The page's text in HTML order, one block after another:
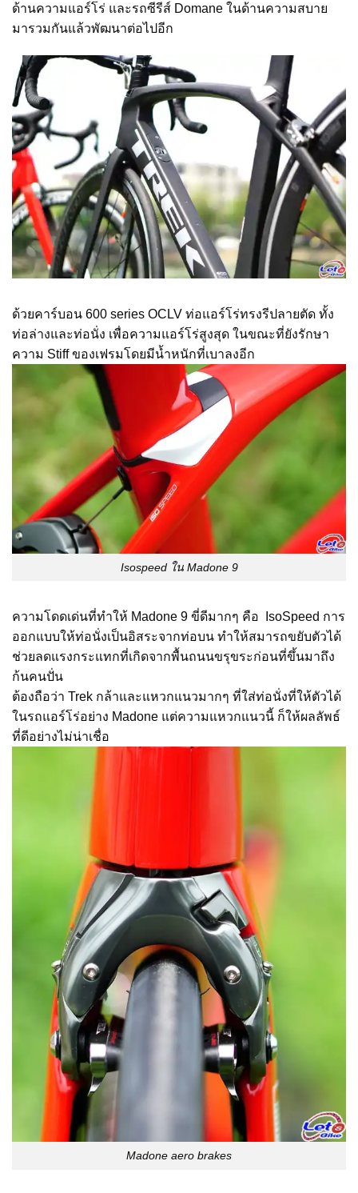
ด้านความแอร์โร่ และรถซีรีส์ Domane ในด้านความสบาย
มารวมกันแล้วพัฒนาต่อไปอีก
ด้วยคาร์บอน 600 series OCLV ท่อแอร์โร่ทรงรีปลายตัด ทั้ง
ท่อล่างและท่อนั่ง เพื่อความแอร์โร่สูงสุด ในขณะที่ยังรักษา
ความ Stiff ของเฟรมโดยมีน้ำหนักที่เบาลงอีก
Isospeed ใน Madone 9
ความโดดเด่นที่ทำให้ Madone 9 ขี่ดีมากๆ คือ IsoSpeed การ
ออกแบบให้ท่อนั่งเป็นอิสระจากท่อบน ทำให้สมารถขยับตัวได้
ช่วยลดแรงกระแทกที่เกิดจากพื้นถนนขรุขระก่อนที่ขึ้นมาถึง
ก้นคนปั่น
ต้องถือว่า Trek กล้าและแหวกแนวมากๆ ที่ใส่ท่อนั่งที่ให้ตัวได้
ในรถแอร์โร่อย่าง Madone แต่ความแหวกแนวนี้ ก็ให้ผลลัพธ์
ที่ดีอย่างไม่น่าเชื่อ
Madone aero brakes